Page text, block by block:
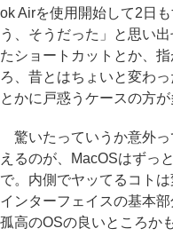
ok Airを使用開始して2日
う、そうだった」と思い
たショートカットとか、
ろ、昔とはちょいと変わ
とかに戸惑うケースの方が
驚いたっていうか意外っ
えるのが、MacOSはずっ
で。内側でヤッてるコト
インターフェイスの基本
孤高のOSの良いところかも